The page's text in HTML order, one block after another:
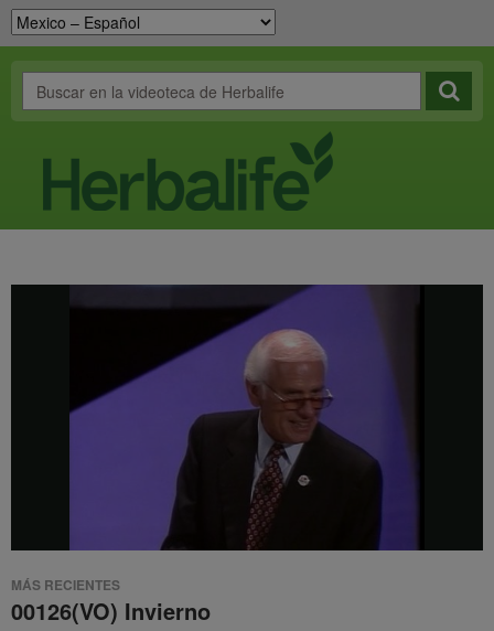
MÁS RECIENTES
00126(VO) Invierno